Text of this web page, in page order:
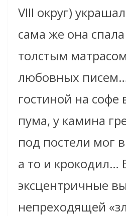
VIII округ)
сама же она спала
толстым
любовных
гостиной на софе
пума, у камина
под постели мог
а то и крокодил…
эксцентричные
непреходящей